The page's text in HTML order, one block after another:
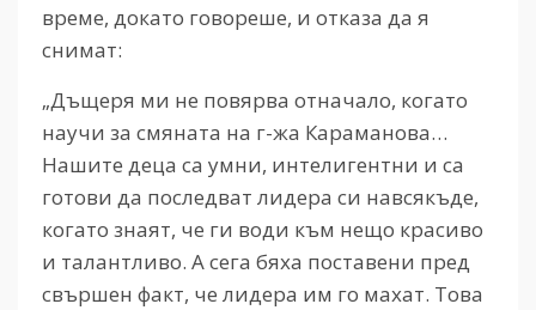
време, докато говореше, и отказа да я
снимат:
„Дъщеря ми не повярва отначало, когато
научи за смяната на г-жа Караманова…
Нашите деца са умни, интелигентни и са
готови да последват лидера си навсякъде,
когато знаят, че ги води към нещо красиво
и талантливо. А сега бяха поставени пред
свършен факт, че лидера им го махат. Това